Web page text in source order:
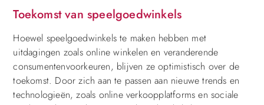
Toekomst van speelgoedwinkels
Hoewel speelgoedwinkels te maken hebben met
uitdagingen zoals online winkelen en veranderende
consumentenvoorkeuren, blijven ze optimistisch over de
toekomst. Door zich aan te passen aan nieuwe trends en
technologieën, zoals online verkoopplatforms en sociale